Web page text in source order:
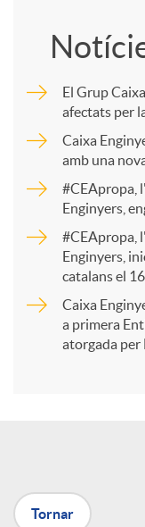
p
a
r
t
El Grup
afectats per
Caixa
amb una
#CEApropa,
Enginyers,
#CEApropa,
Enginyers,
catalans el
Caixa
a primera
atorgada
Tornar